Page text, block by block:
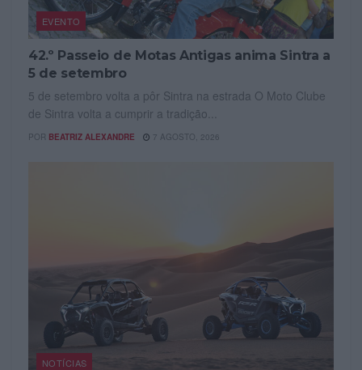
EVENTO
42.º Passeio de Motas Antigas anima Sintra a
5 de setembro
5 de setembro volta a pôr Sintra na estrada O Moto Clube
de Sintra volta a cumprir a tradição...
POR BEATRIZ ALEXANDRE 7 AGOSTO, 2026
NOTÍCIAS